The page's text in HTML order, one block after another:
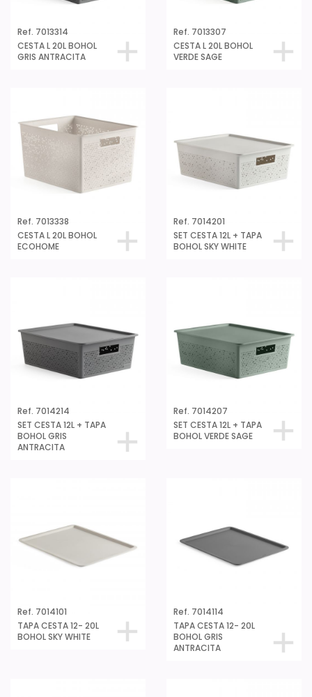
Ref. 7013314
CESTA L 20L BOHOL
GRIS ANTRACITA
Ref. 7013307
CESTA L 20L BOHOL
VERDE SAGE
Ref. 7013338
CESTA L 20L BOHOL
ECOHOME
Ref. 7014201
SET CESTA 12L + TAPA
BOHOL SKY WHITE
Ref. 7014214
SET CESTA 12L + TAPA
BOHOL GRIS
ANTRACITA
Ref. 7014207
SET CESTA 12L + TAPA
BOHOL VERDE SAGE
Ref. 7014101
TAPA CESTA 12- 20L
BOHOL SKY WHITE
Ref. 7014114
TAPA CESTA 12- 20L
BOHOL GRIS
ANTRACITA